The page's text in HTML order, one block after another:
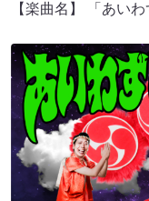
【楽曲名】 「あい